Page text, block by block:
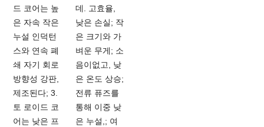
드 코어는 높
은 자속 작은
누설 인덕턴
스와 연속 폐
쇄 자기 회로
방향성 강판,
제조된다; 3.
토 로이드 코
어는 낮은 프
데. 고효율,
낮은 손실; 작
은 크기와 가
벼운 무게; 소
음이없고, 낮
은 온도 상승;
전류 퓨즈를
통해 이중 낮
은 누설,; 여